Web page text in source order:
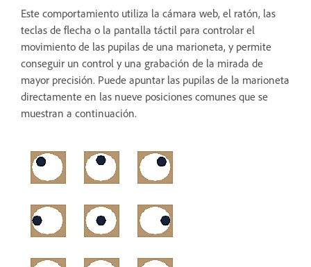
Este comportamiento utiliza la cámara web, el ratón, las
teclas de flecha o la pantalla táctil para controlar el
movimiento de las pupilas de una marioneta, y permite
conseguir un control y una grabación de la mirada de
mayor precisión. Puede apuntar las pupilas de la marioneta
directamente en las nueve posiciones comunes que se
muestran a continuación.